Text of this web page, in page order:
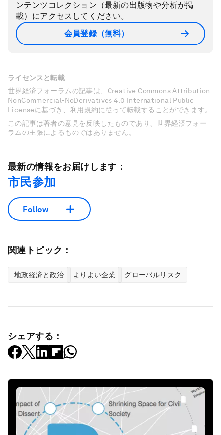
ンテンツコレクション（最新の出版物や分析が掲
載）にアクセスしてください。
会員登録（無料）
ライセンスと転載
世界経済フォーラムの記事は、Creative Commons Attribution-
NonCommercial-NoDerivatives 4.0 International Public
Licenseに基づき、利用規約に従って転載することができます。
この記事は著者の意見を反映したものであり、世界経済フォー
ラムの主張によるものではありません。
最新の情報をお届けします：
市民参加
Follow
関連トピック：
地政経済と政治 よりよい企業 グローバルリスク
シェアする：